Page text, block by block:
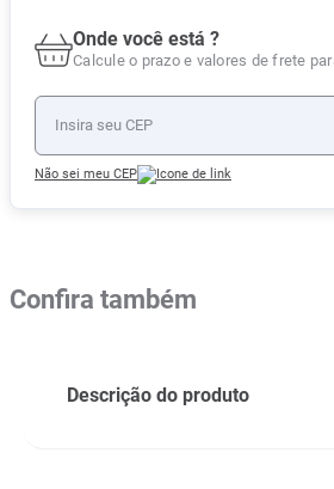
Onde você está ?
Calcule o prazo e valores de frete
Não sei meu CEP
Confira também
Descrição do produto